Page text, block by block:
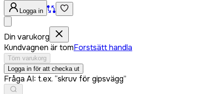
Logga in
Din varukorg
Kundvagnen är tomForstsätt handla
Töm varukorg
Logga in för att checka ut
Fråga AI: t.ex. “skruv för gipsvägg”